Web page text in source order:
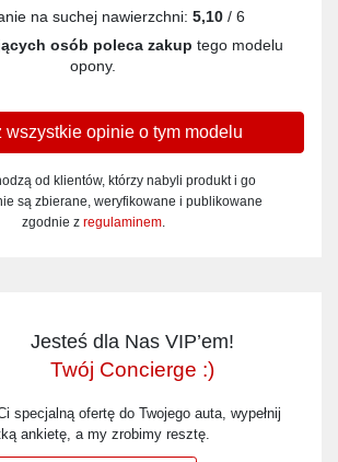
na suchej nawierzchni: 5,10/ 6
osób poleca zakup tego modelu
opony.
wszystkie opinie o tym modelu
od klientów, którzy nabyli produkt i go
są zbierane, weryfikowane i publikowane
zgodnie z regulaminem.
Jesteś dla Nas VIP’em!
Twój Concierge :)
specjalną ofertę do Twojego auta, wypełnij
ankietę, a my zrobimy resztę.